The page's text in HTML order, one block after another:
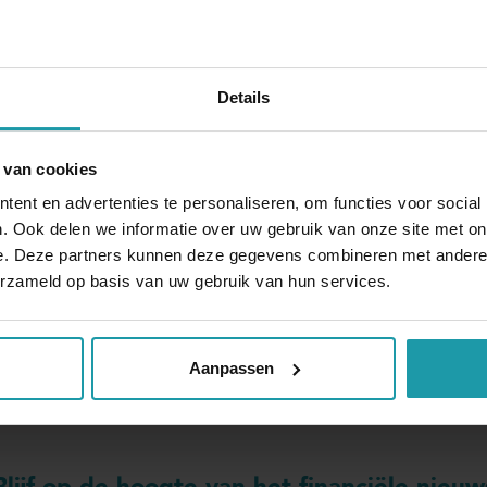
Details
cookies
en advertenties te personaliseren, om functies voor social
Ook delen we informatie over uw gebruik van onze site met
Deze partners kunnen deze gegevens combineren met
op basis van uw gebruik van hun services.
Aanpassen
voor rente en aflossing van maximaal zes
aflossingsachterstand niet uiterlijk 31 december
worden ingelopen in de resterende looptijd van de
maakt het mogelijk om de achterstand in een
geregeld moeten worden zullen zij worden
in een goedkeurend beleidsbesluit. De
in een beleidsbesluit.